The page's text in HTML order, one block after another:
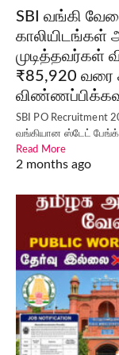
SBI வங்கி
காலியிடங்கள்
முடித்தவர்கள்
₹85,920 வரை
SBI PO Recruitment
வங்கியான ஸ்டேட்
Read More
2 months ago